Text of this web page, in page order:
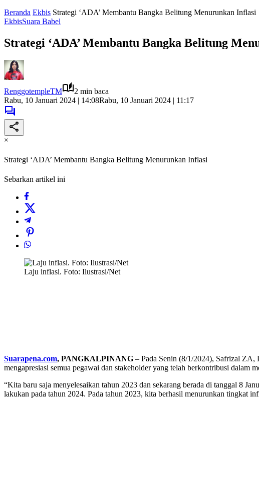
Beranda Ekbis Strategi ‘ADA’ Membantu Bangka Belitung Menurunkan Inflasi
EkbisSuara Babel
Strategi ‘ADA’ Membantu Bangka Belitung
RenggotempleTM
2 min baca
Rabu, 10 Januari 2024 | 14:08Rabu, 10 Januari 2024 | 11:17
×
Strategi ‘ADA’ Membantu Bangka Belitung Menurunkan Inflasi
Sebarkan artikel ini
Laju inflasi. Foto: Ilustrasi/Net
Suarapena.com, PANGKALPINANG – Pada Senin (8/1/2024), Safrizal
mengapresiasi semua pegawai dan stakeholder yang telah berkontribusi dalam
“Kita baru saja menyelesaikan tahun 2023 dan sekarang berada di tanggal 8
lakukan pada tahun 2024. Pada tahun 2023, kita berhasil menurunkan tingkat